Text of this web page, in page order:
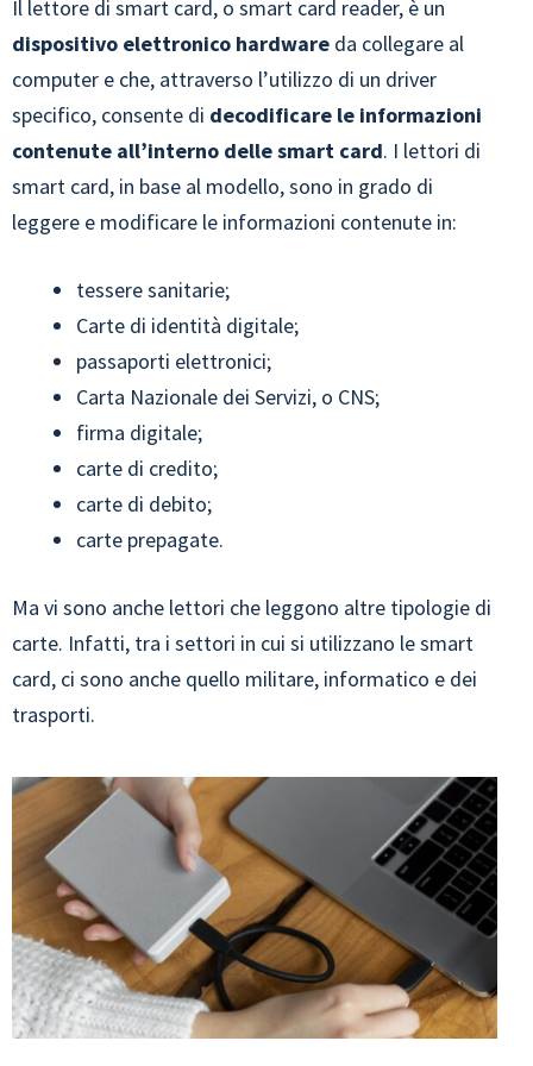
Il lettore di smart card, o smart card reader, è un
dispositivo elettronico hardware da collegare al
computer e che, attraverso l’utilizzo di un driver
specifico, consente di decodificare le informazioni
contenute all’interno delle smart card. I lettori di
smart card, in base al modello, sono in grado di
leggere e modificare le informazioni contenute in:
tessere sanitarie;
Carte di identità digitale;
passaporti elettronici;
Carta Nazionale dei Servizi, o CNS;
firma digitale;
carte di credito;
carte di debito;
carte prepagate.
Ma vi sono anche lettori che leggono altre tipologie di
carte. Infatti, tra i settori in cui si utilizzano le smart
card, ci sono anche quello militare, informatico e dei
trasporti.